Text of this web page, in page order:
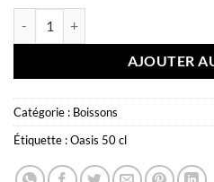
AJOUTER
Catégorie : Boissons
Étiquette :Oasis 50 cl